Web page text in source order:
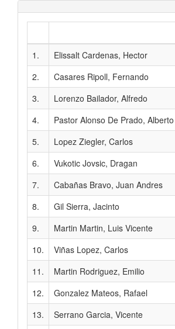
1.
Elissalt Cardenas, Hector
2.
Casares Ripoll, Fernando
3.
Lorenzo Bailador, Alfredo
4.
Pastor Alonso De Prado, Alberto
5.
Lopez Ziegler, Carlos
6.
Vukotic Jovsic, Dragan
7.
Cabañas Bravo, Juan Andres
8.
Gil Sierra, Jacinto
9.
Martin Martin, Luis Vicente
10.
Viñas Lopez, Carlos
11.
Martin Rodriguez, Emilio
12.
Gonzalez Mateos, Rafael
13.
Serrano Garcia, Vicente